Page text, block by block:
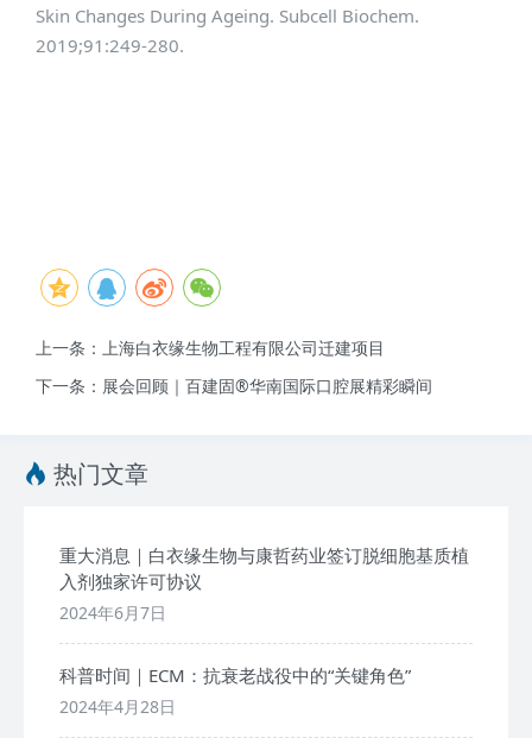
Skin Changes During Ageing. Subcell Biochem.
2019;91:249-280.
上一条：上海白衣缘生物工程有限公司迁建项目
下一条：展会回顾｜百建固®华南国际口腔展精彩瞬间
热门文章
重大消息｜白衣缘生物与康哲药业签订脱细胞基质植
入剂独家许可协议
2024年6月7日
科普时间｜ECM：抗衰老战役中的“关键角色”
2024年4月28日